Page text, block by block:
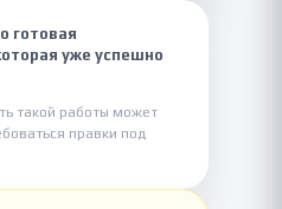
готовая
уже успешно
такой работы может
правки под